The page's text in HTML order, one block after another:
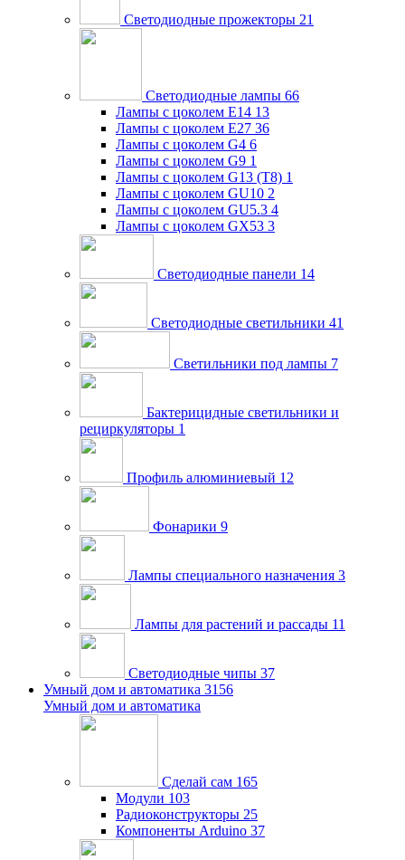
Светодиодные прожекторы 21
Светодиодные лампы 66
Лампы с цоколем E14 13
Лампы с цоколем E27 36
Лампы с цоколем G4 6
Лампы с цоколем G9 1
Лампы с цоколем G13 (Т8) 1
Лампы с цоколем GU10 2
Лампы с цоколем GU5.3 4
Лампы с цоколем GX53 3
Светодиодные панели 14
Светодиодные светильники 41
Светильники под лампы 7
Бактерицидные светильники и
рециркуляторы 1
Профиль алюминиевый 12
Фонарики 9
Лампы специального назначения 3
Лампы для растений и рассады 11
Светодиодные чипы 37
Умный дом и автоматика 3156
Умный дом и автоматика
Сделай сам 165
Модули 103
Радиоконструкторы 25
Компоненты Arduino 37